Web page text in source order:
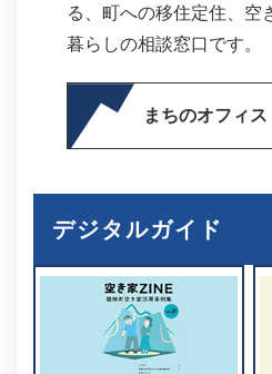
る、町への移住定住、空
暮らしの相談窓口です。
まちのオフィス
デジタルガイド